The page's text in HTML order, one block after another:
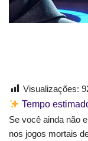
Visualizações:
Tempo
Se você ainda não
nos jogos mortais